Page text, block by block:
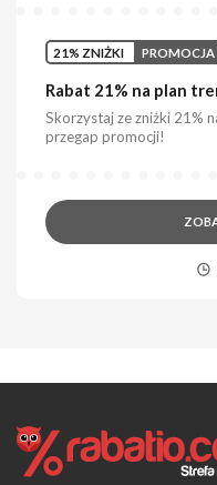
21% ZNIŻKI PROMOCJA
Rabat 21% na plan
Skorzystaj ze zniżki 21%
przegap promocji!